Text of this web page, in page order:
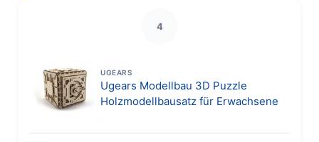
4
UGEARS
Ugears Modellbau 3D Puzzle
Holzmodellbausatz für Erwachsene